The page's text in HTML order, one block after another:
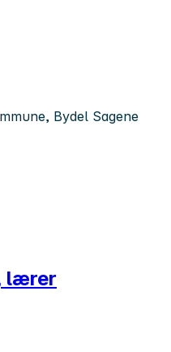
Bydel Sagene
lærer